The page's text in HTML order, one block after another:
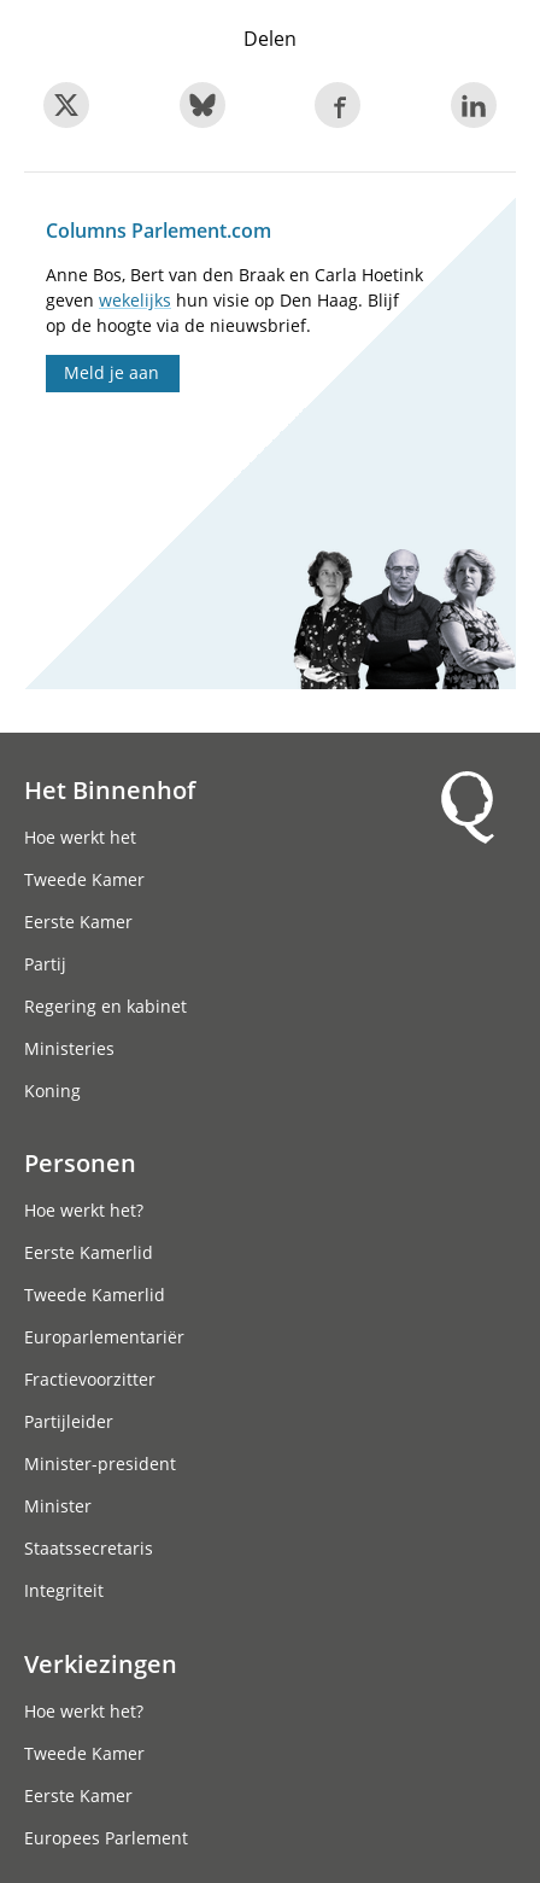
Delen
Columns Parlement.com
Anne Bos, Bert van den Braak en Carla Hoetink
geven wekelijks hun visie op Den Haag. Blijf
op de hoogte via de nieuwsbrief.
Meld je aan
Het Binnenhof
Hoe werkt het
Tweede Kamer
Eerste Kamer
Partij
Regering en kabinet
Ministeries
Koning
Personen
Hoe werkt het?
Eerste Kamerlid
Tweede Kamerlid
Europarlementariër
Fractievoorzitter
Partijleider
Minister-president
Minister
Staatssecretaris
Integriteit
Verkiezingen
Hoe werkt het?
Tweede Kamer
Eerste Kamer
Europees Parlement